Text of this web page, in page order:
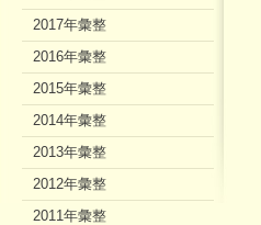
2017年彙整
2016年彙整
2015年彙整
2014年彙整
2013年彙整
2012年彙整
2011年彙整